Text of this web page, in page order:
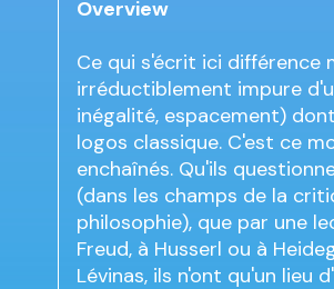
Overview
Ce qui s'écrit ici différence
irréductiblement impure
inégalité, espacement)
logos classique. C'est ce
enchaînés. Qu'ils
(dans les champs de la
philosophie), que par une
Freud, à Husserl ou à
Lévinas, ils n'ont qu'un